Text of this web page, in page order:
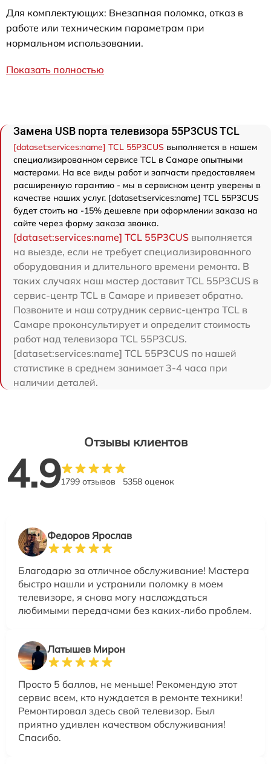
Для комплектующих: Внезапная поломка, отказ в
работе или техническим параметрам при
нормальном использовании.
Показать полностью
Замена USB порта телевизора 55P3CUS TCL
[dataset:services:name] TCL 55P3CUS выполняется в нашем
специализированном сервисе TCL в Самаре опытными
мастерами. На все виды работ и запчасти предоставляем
расширенную гарантию - мы в сервисном центр уверены в
качестве наших услуг. [dataset:services:name] TCL 55P3CUS
будет стоить на -15% дешевле при оформлении заказа на
сайте через форму заказа звонка.
[dataset:services:name] TCL 55P3CUS выполняется
на выезде, если не требует специализированного
оборудования и длительного времени ремонта. В
таких случаях наш мастер доставит TCL 55P3CUS в
сервис-центр TCL в Самаре и привезет обратно.
Позвоните и наш сотрудник сервис-центра TCL в
Самаре проконсультирует и определит стоимость
работ над телевизора TCL 55P3CUS.
[dataset:services:name] TCL 55P3CUS по нашей
статистике в среднем занимает 3-4 часа при
наличии деталей.
Отзывы клиентов
4.91799 отзывов 5358 оценок
Федоров Ярослав
Благодарю за отличное обслуживание! Мастера
быстро нашли и устранили поломку в моем
телевизоре, я снова могу наслаждаться
любимыми передачами без каких-либо проблем.
Латышев Мирон
Просто 5 баллов, не меньше! Рекомендую этот
сервис всем, кто нуждается в ремонте техники!
Ремонтировал здесь свой телевизор. Был
приятно удивлен качеством обслуживания!
Спасибо.